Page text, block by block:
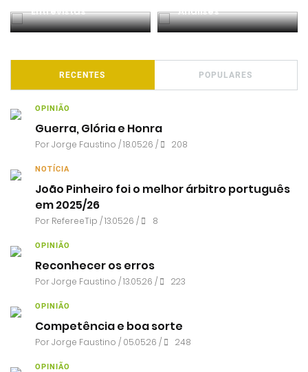
Entrevistas Análises
RECENTES POPULARES
OPINIÃO
Guerra, Glória e Honra
PorJorge Faustino / 18.05.26 / 208
NOTÍCIA
João Pinheiro foi o melhor árbitro português
em 2025/26
Por RefereeTip / 13.05.26 / 8
OPINIÃO
Reconhecer os erros
PorJorge Faustino / 13.05.26 / 223
OPINIÃO
Competência e boa sorte
PorJorge Faustino / 05.05.26 / 248
OPINIÃO